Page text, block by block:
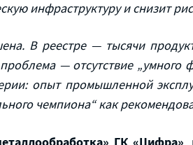
инфраструктуру и снизит
В реестре — тысячи
— отсутствие „умного
опыт промышленной
чемпиона“ как